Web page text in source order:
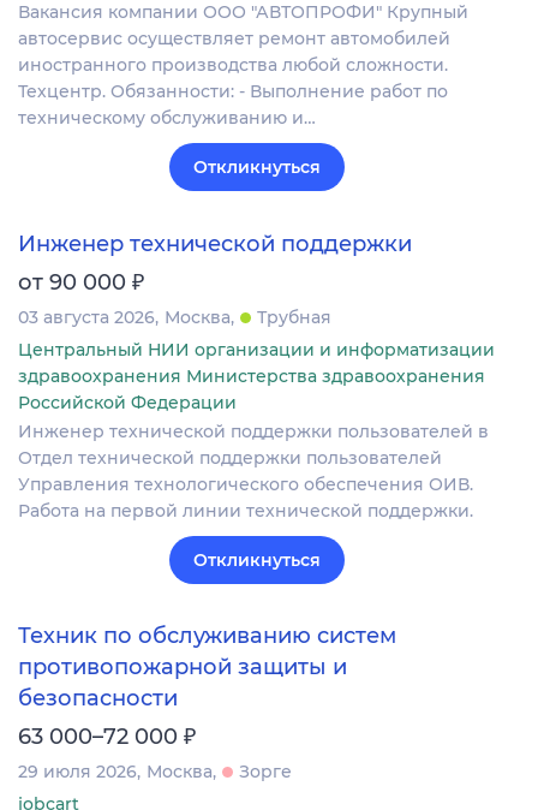
Вакансия компании ООО "АВТОПРОФИ" Крупный
автосервис осуществляет ремонт автомобилей
иностранного производства любой сложности.
Техцентр. Обязанности: - Выполнение работ по
техническому обслуживанию и…
Откликнуться
Инженер технической поддержки
от 90 000 ₽
03 августа 2026 Москва
Трубная
Центральный НИИ организации и информатизации
здравоохранения Министерства здравоохранения
Российской Федерации
Инженер технической поддержки пользователей в
Отдел технической поддержки пользователей
Управления технологического обеспечения ОИВ.
Работа на первой линии технической поддержки.
Откликнуться
Техник по обслуживанию систем
противопожарной защиты и
безопасности
63 000–72 000 ₽
29 июля 2026 Москва
Зорге
jobcart